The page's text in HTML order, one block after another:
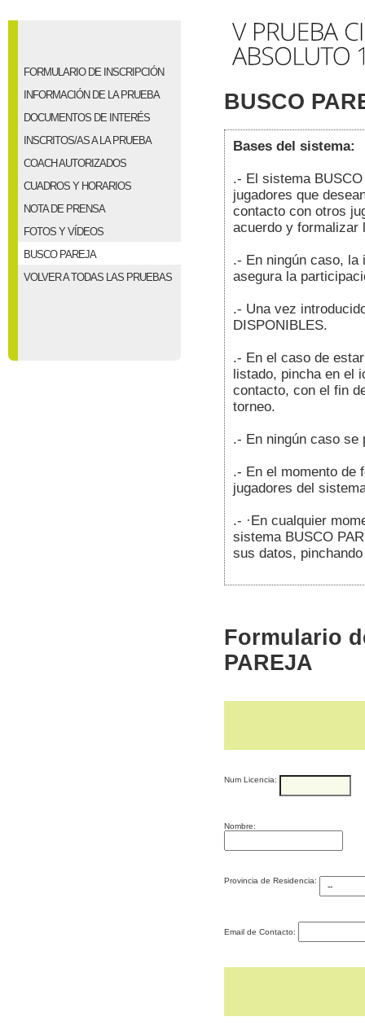
FORMULARIO DE INSCRIPCIÓN
INFORMACIÓN DE LA PRUEBA
DOCUMENTOS DE INTERÉS
INSCRITOS/AS A LA PRUEBA
COACH AUTORIZADOS
CUADROS Y HORARIOS
NOTA DE PRENSA
FOTOS Y VÍDEOS
BUSCO PAREJA
VOLVER A TODAS LAS PRUEBAS
BUSCO
Bases del sistema:
.- El sistema
jugadores que
contacto con otros
acuerdo y formalizar
.- En ningún caso, la
asegura la
.- Una vez
DISPONIBLES.
.- En el caso de
listado, pincha en el
contacto, con el fin
torneo.
.- En ningún caso se
.- En el momento de
jugadores del
.- ·En cualquier
sistema BUSCO
sus datos,
Formulario
PAREJA
Num Licencia:
Nombre:
Provincia de Residencia:
Email de Contacto: